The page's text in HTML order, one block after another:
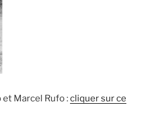
et Marcel Rufo :cliquer sur ce